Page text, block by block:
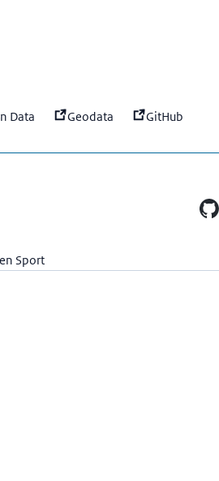
Data Geodata GitHub
Sport